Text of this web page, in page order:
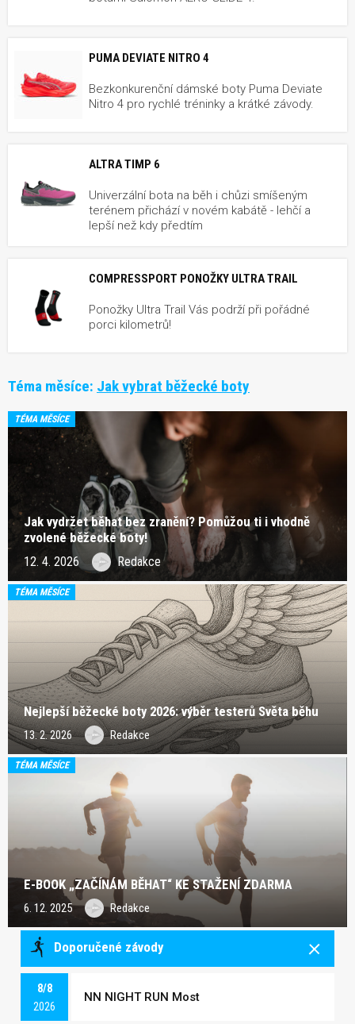
PUMA DEVIATE NITRO 4
Bezkonkurenční dámské boty Puma Deviate
Nitro 4 pro rychlé tréninky a krátké závody.
ALTRA TIMP 6
Univerzální bota na běh i chůzi smíšeným
terénem přichází v novém kabátě - lehčí a
lepší než kdy předtím
COMPRESSPORT PONOŽKY ULTRA TRAIL
Ponožky Ultra Trail Vás podrží při pořádné
porci kilometrů!
Téma měsíce: Jak vybrat běžecké boty
TÉMA MĚSÍCE
Jak vydržet běhat bez zranění? Pomůžou ti i vhodně
zvolené běžecké boty!
12. 4. 2026 Redakce
TÉMA MĚSÍCE
Nejlepší běžecké boty 2026: výběr testerů Světa běhu
13. 2. 2026 Redakce
TÉMA MĚSÍCE
E-BOOK „ZAČÍNÁM BĚHAT“ KE STAŽENÍ ZDARMA
6. 12. 2025 Redakce
Doporučené závody
8/8
2026
NN NIGHT RUN Most